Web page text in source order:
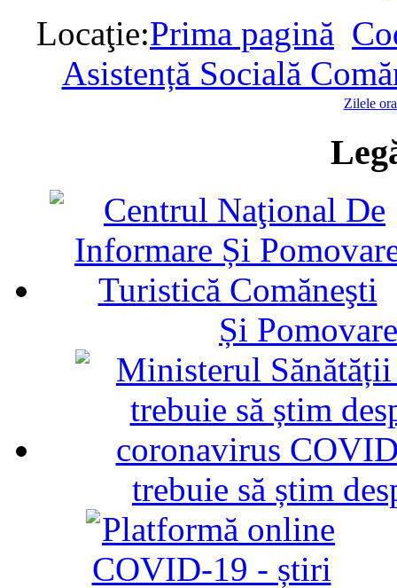
Locaţie:Prima pagină
Asistență Socială
Zilele
Și
trebuie să știm